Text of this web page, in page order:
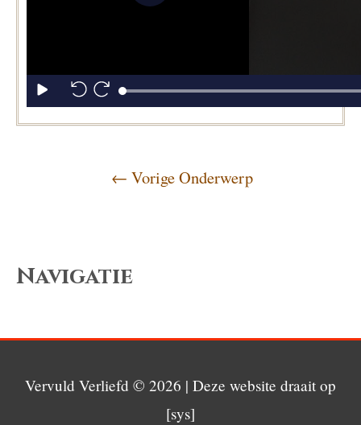
← Vorige Onderwerp
Navigatie
Vervuld Verliefd © 2026 | Deze website draait op
[sys]